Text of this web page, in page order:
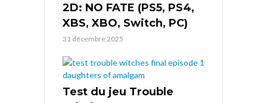
2D: NO FATE (PS5, PS4,
XBS, XBO, Switch, PC)
31 décembre 2025
Test du jeu Trouble